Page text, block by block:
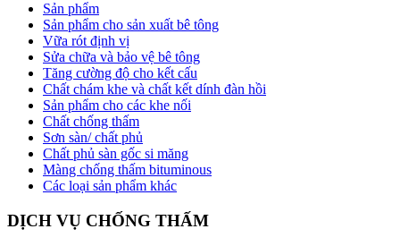
Sản phẩm
Sản phẩm cho sản xuất bê tông
Vữa rót định vị
Sửa chữa và bảo vệ bê tông
Tăng cường độ cho kết cấu
Chất chám khe và chất kết dính đàn hồi
Sản phẩm cho các khe nối
Chất chống thấm
Sơn sàn/ chất phủ
Chất phủ sàn gốc si măng
Màng chống thấm bituminous
Các loại sản phẩm khác
DỊCH VỤ CHỐNG THẤM